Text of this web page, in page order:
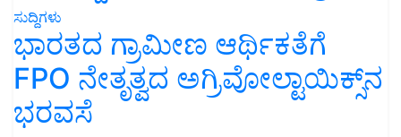
ಸುದ್ದಿಗಳು
ಭಾರತದ ಗ್ರಾಮೀಣ ಆರ್ಥಿಕತೆಗೆ
FPO ನೇತೃತ್ವದ ಅಗ್ರಿವೋಲ್ಟಾಯಿಕ್ಸ್‌ನ
ಭರವಸೆ